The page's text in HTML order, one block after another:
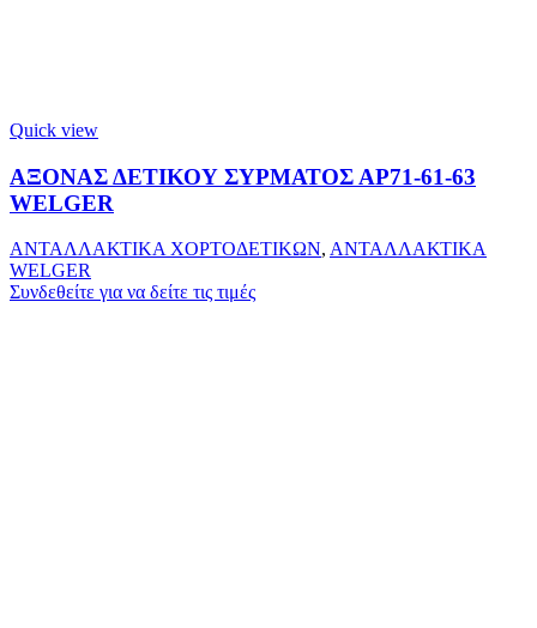
Quick view
ΑΞΟΝΑΣ ΔΕΤΙΚΟΥ ΣΥΡΜΑΤΟΣ ΑΡ71-61-63
WELGER
ΑΝΤΑΛΛΑΚΤΙΚΑ ΧΟΡΤΟΔΕΤΙΚΩΝ, ΑΝΤΑΛΛΑΚΤΙΚΑ
WELGER
Συνδεθείτε για να δείτε τις τιμές